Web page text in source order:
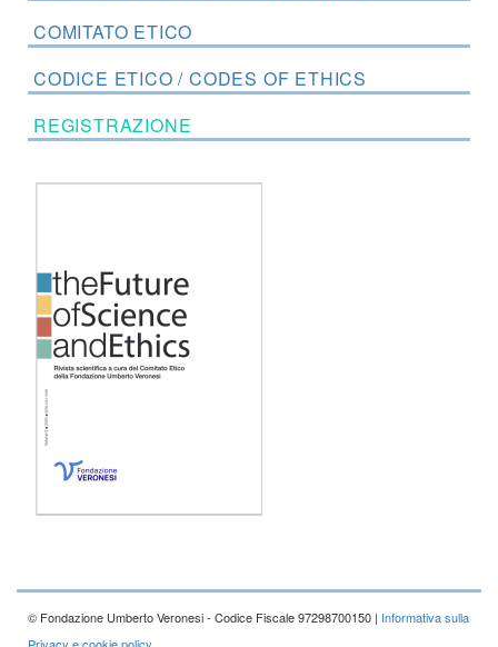
COMITATO ETICO
CODICE ETICO / CODES OF ETHICS
REGISTRAZIONE
© Fondazione Umberto Veronesi - Codice Fiscale 97298700150 | Informativa sulla